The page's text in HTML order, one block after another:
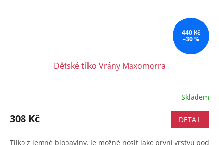
440 Kč
–30 %
Dětské tílko Vrány Maxomorra
Skladem
308 Kč DETAIL
Tílko z jemné biobavlny. Je možné nosit jako první vrstvu pod